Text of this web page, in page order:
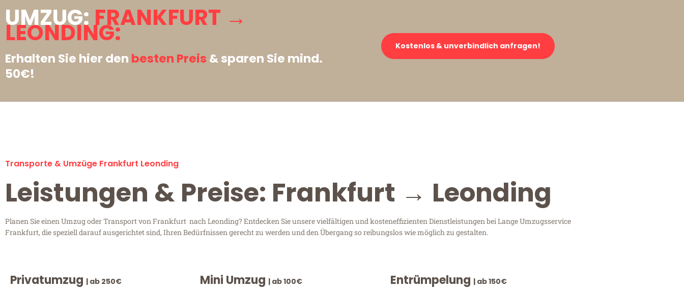
UMZUG:FRANKFURT →
LEONDING:
Erhalten Sie hier den besten Preis & sparen Sie mind.
50€!
Kostenlos & unverbindlich anfragen!
Transporte & Umzüge Frankfurt Leonding
Leistungen & Preise: Frankfurt → Leonding
Planen Sie einen Umzug oder Transport von Frankfurt nach Leonding? Entdecken Sie unsere vielfältigen und kosteneffizienten Dienstleistungen bei Lange Umzugsservice
Frankfurt, die speziell darauf ausgerichtet sind, Ihren Bedürfnissen gerecht zu werden und den Übergang so reibungslos wie möglich zu gestalten.
Privatumzug | ab 250€ Mini Umzug | ab 100€ Entrümpelung | ab 150€